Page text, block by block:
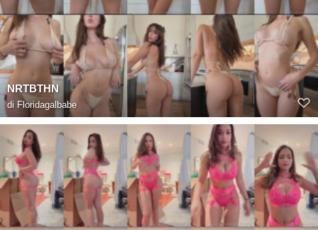
NRTBTHN
di Floridagalbabe